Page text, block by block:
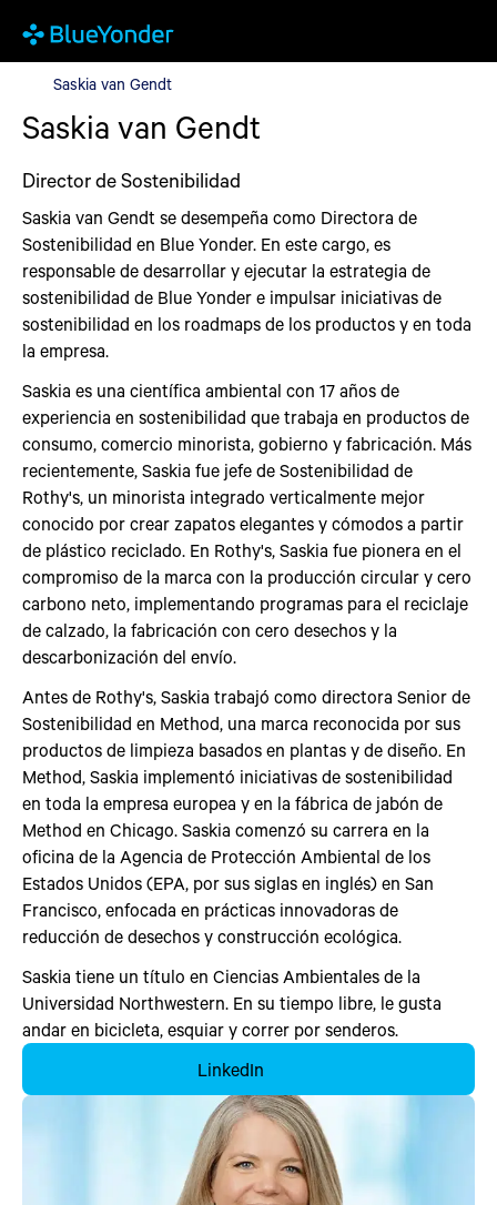
Saskia van Gendt
Saskia van Gendt
Saskia van Gendt
Director de Sostenibilidad
Saskia van Gendt se desempeña como Directora de
Sostenibilidad en Blue Yonder. En este cargo, es
responsable de desarrollar y ejecutar la estrategia de
sostenibilidad de Blue Yonder e impulsar iniciativas de
sostenibilidad en los roadmaps de los productos y en toda
la empresa.
Saskia es una científica ambiental con 17 años de
experiencia en sostenibilidad que trabaja en productos de
consumo, comercio minorista, gobierno y fabricación. Más
recientemente, Saskia fue jefe de Sostenibilidad de
Rothy's, un minorista integrado verticalmente mejor
conocido por crear zapatos elegantes y cómodos a partir
de plástico reciclado. En Rothy's, Saskia fue pionera en el
compromiso de la marca con la producción circular y cero
carbono neto, implementando programas para el reciclaje
de calzado, la fabricación con cero desechos y la
descarbonización del envío.
Antes de Rothy's, Saskia trabajó como directora Senior de
Sostenibilidad en Method, una marca reconocida por sus
productos de limpieza basados en plantas y de diseño. En
Method, Saskia implementó iniciativas de sostenibilidad
en toda la empresa europea y en la fábrica de jabón de
Method en Chicago. Saskia comenzó su carrera en la
oficina de la Agencia de Protección Ambiental de los
Estados Unidos (EPA, por sus siglas en inglés) en San
Francisco, enfocada en prácticas innovadoras de
reducción de desechos y construcción ecológica.
Saskia tiene un título en Ciencias Ambientales de la
Universidad Northwestern. En su tiempo libre, le gusta
andar en bicicleta, esquiar y correr por senderos.
LinkedIn